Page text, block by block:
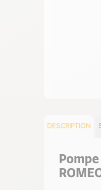
DESCRIPTION